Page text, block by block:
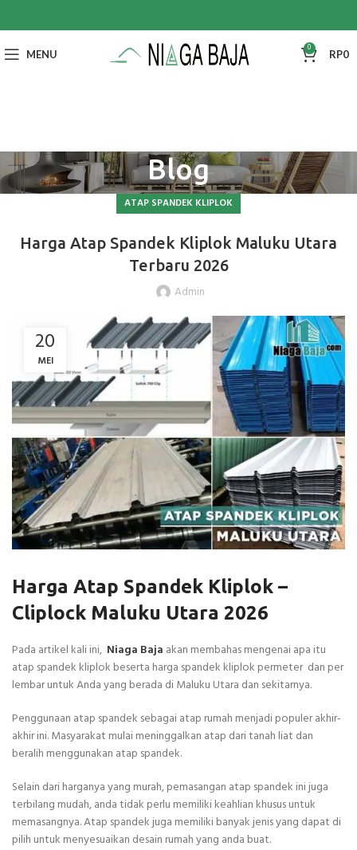
MENU 0 RP0
Blog
ATAP SPANDEK KLIPLOK
Harga Atap Spandek Kliplok Maluku Utara
Terbaru 2026
Admin
20
MEI
Harga Atap Spandek Kliplok –
Cliplock Maluku Utara 2026
Pada artikel kali ini, Niaga Baja akan membahas mengenai apa itu
atap spandek kliplok beserta harga spandek kliplok permeter dan per
lembar untuk Anda yang berada di Maluku Utara dan sekitarnya.
Penggunaan atap spandek sebagai atap rumah menjadi populer akhir-
akhir ini. Masyarakat mulai meninggalkan atap dari tanah liat dan
beralih menggunakan atap spandek.
Selain dari harganya yang murah, pemasangan atap spandek ini juga
terbilang mudah, anda tidak perlu memiliki keahlian khusus untuk
memasangnya. Atap spandek juga memiliki banyak jenis yang dapat di
pilih untuk menyesuaikan desain rumah yang anda buat.